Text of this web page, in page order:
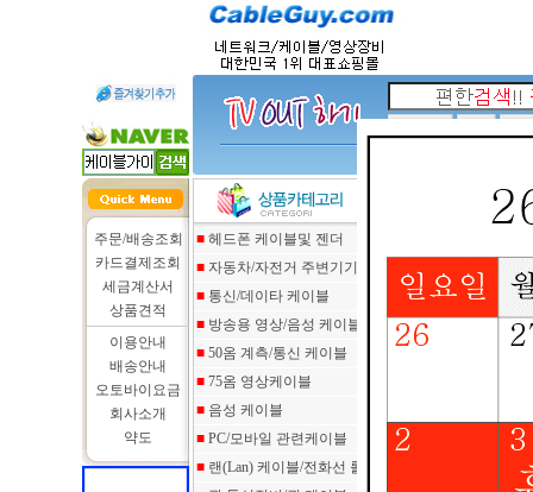
주문/배송조회
카드결제조회
세금계산서
상품견적
이용안내
배송안내
오토바이요금
회사소개
약도
■ 헤드폰 케이블및 젠더
■ 자동차/자전거 주변기기
■ 통신/데이타 케이블
■ 방송용 영상/음성 케이블
■ 50옴 계측/통신 케이블
■ 75옴 영상케이블
■ 음성 케이블
■ PC/모바일 관련케이블
■ 랜(Lan) 케이블/전화선 롤
케이블찾기
인터넷 공유기찾
메인화면 >
HDMI 케이블
HDMI 1.3 보급